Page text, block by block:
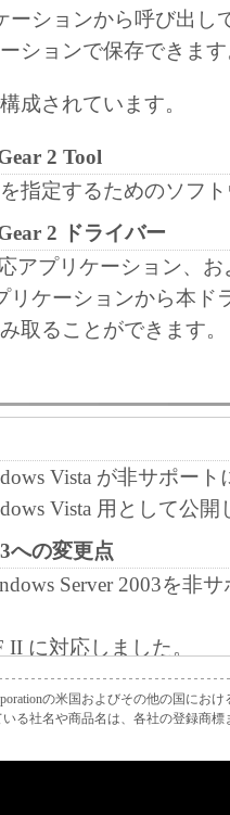
ーションから呼び出し
ションで保存できま
成されています。
2 Tool
指定するためのソフ
2 ドライバー
アプリケーション、
リケーションから本ド
取ることができます。
Vista が非サポー
Vista 用として公開
への変更点
Server 2003を非
に対応しました。
への変更点
C3520に対応しました
C7570/ C7565、iR-
の米国およびその他の国にお
る社名や商品名は、各社の登録商標